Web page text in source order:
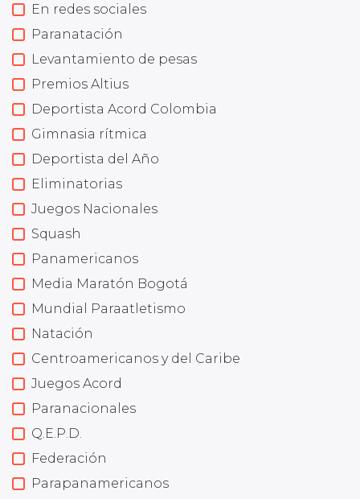
En redes sociales
Paranatación
Levantamiento de pesas
Premios Altius
Deportista Acord Colombia
Gimnasia rítmica
Deportista del Año
Eliminatorias
Juegos Nacionales
Squash
Panamericanos
Media Maratón Bogotá
Mundial Paraatletismo
Natación
Centroamericanos y del Caribe
Juegos Acord
Paranacionales
Q.E.P.D.
Federación
Parapanamericanos